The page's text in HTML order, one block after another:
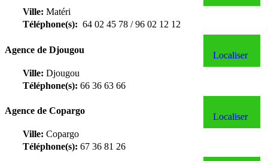
Ville: Matéri
Téléphone(s): 64 02 45 78 / 96 02 12 12
Agence de Djougou
Ville: Djougou
Téléphone(s): 66 36 63 66
Localiser
Agence de Copargo
Ville: Copargo
Téléphone(s): 67 36 81 26
Localiser